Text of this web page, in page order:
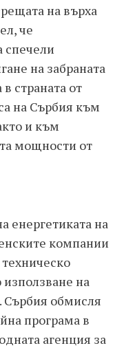
на върха
че
спечели
на забраната
страната от
на Сърбия към
и към
мощности от
енергетиката на
компании
на
Сърбия обмисля
програма в
агенция за